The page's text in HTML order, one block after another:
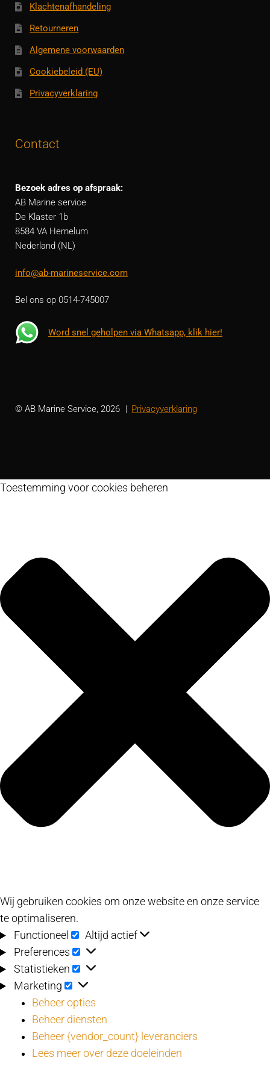
Klachtenafhandeling
Retourneren
Algemene voorwaarden
Cookiebeleid (EU)
Privacyverklaring
Contact
Bezoek adres op afspraak:
AB Marine service
De Klaster 1b
8584 VA Hemelum
Nederland (NL)
info@ab-marineservice.com
Bel ons op 0514-745007
Word snel geholpen via Whatsapp, klik hier!
© AB Marine Service, 2026 Privacyverklaring
Toestemming voor cookies beheren
Wij gebruiken cookies om onze website en onze service
te optimaliseren.
Functioneel
Functioneel
Altijd actief
Preferences
Preferences
Statistieken Statistieken
Marketing Marketing
Beheer opties
Beheer diensten
Beheer {vendor_count} leveranciers
Lees meer over deze doeleinden